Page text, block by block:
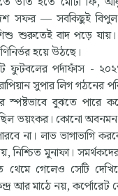
সফর — সবকিছুই বিপুল
শুরুতেই বাদ পড়ে
হয়ে উঠছে।
ফুটবলের পর্দাফাঁস -
সুপার লিগ গঠনের
স্পষ্টভাবে বুঝতে পারে
ছিল ভয়ংকর। কোনো
না। লাভ ভাগাভাগি
নিশ্চিত মুনাফা।
থেমে গেলেও সেটি
আর মাঠে নয়, কর্পোরেট